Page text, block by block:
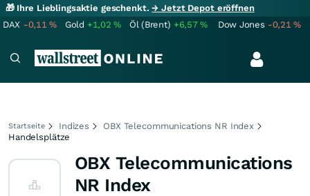
🎁 Ihre Lieblingsaktie geschenkt.→ Jetzt Depot eröffnen
DAX -0,11% Gold +1,02% Öl (Brent) +6,57% Dow Jones -0,21%
Startseite Indizes
OBX Telecommunications NR Index
Handelsplätze
OBX Telecommunications
NR Index